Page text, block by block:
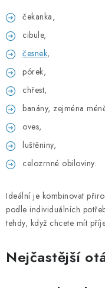
čekanka,
cibule,
česnek,
pórek,
chřest,
banány, zejména
oves,
luštěniny,
celozrnné obiloviny.
Ideální je kombinovat
podle individuálních
tehdy, když chcete mít
Nejčastější